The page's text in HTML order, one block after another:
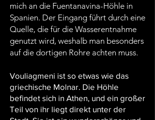
mich an die Fuentanavina-Höhle in
Spanien. Der Eingang führt durch eine
Quelle, die für die Wasserentnahme
genutzt wird, weshalb man besonders
auf die dortigen Rohre achten muss.
Vouliagmeni ist so etwas wie das
griechische Molnar. Die Höhle
befindet sich in Athen, und ein großer
Teil von ihr liegt direkt unter der